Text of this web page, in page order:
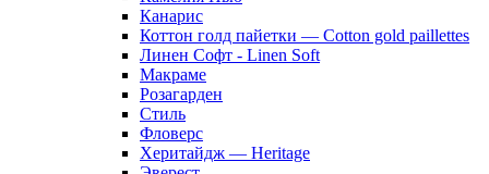
Канарис
Коттон голд пайетки — Cotton gold paillettes
Линен Софт - Linen Soft
Макраме
Розагарден
Стиль
Фловерс
Херитайдж — Heritage